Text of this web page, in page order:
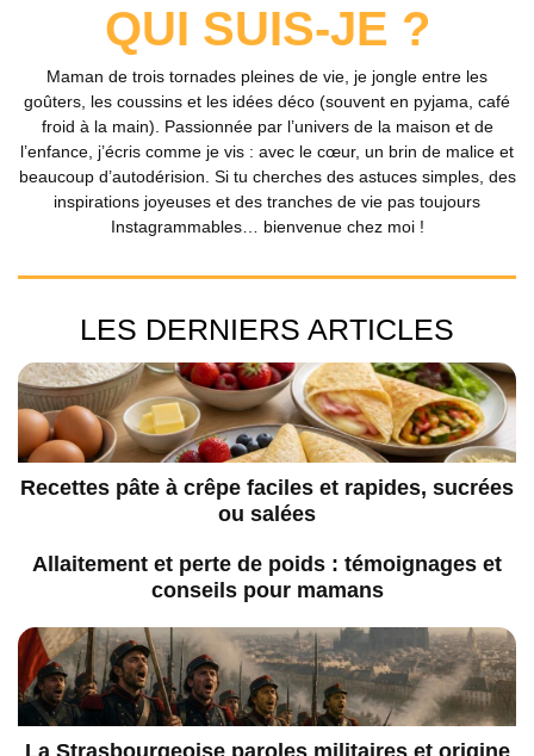
QUI SUIS-JE ?
Maman de trois tornades pleines de vie, je jongle entre les
goûters, les coussins et les idées déco (souvent en pyjama, café
froid à la main). Passionnée par l’univers de la maison et de
l’enfance, j’écris comme je vis : avec le cœur, un brin de malice et
beaucoup d’autodérision. Si tu cherches des astuces simples, des
inspirations joyeuses et des tranches de vie pas toujours
Instagrammables… bienvenue chez moi !
LES DERNIERS ARTICLES
Recettes pâte à crêpe faciles et rapides, sucrées
ou salées
Allaitement et perte de poids : témoignages et
conseils pour mamans